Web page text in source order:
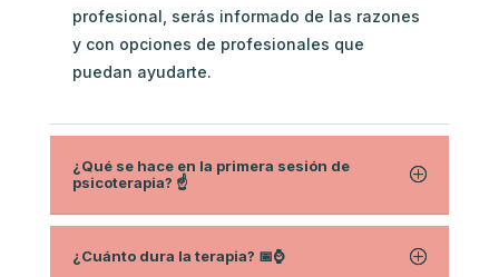
profesional, serás informado de las razones
y con opciones de profesionales que
puedan ayudarte.
¿Qué se hace en la primera sesión de
psicoterapia? ☝️
¿Cuánto dura la terapia? 📅⌚